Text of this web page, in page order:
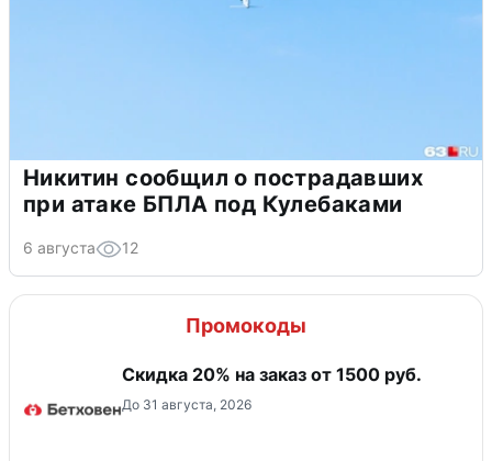
Никитин сообщил о пострадавших
при атаке БПЛА под Кулебаками
6 августа 12
Промокоды
Скидка 20% на заказ от 1500 руб.
До 31 августа, 2026